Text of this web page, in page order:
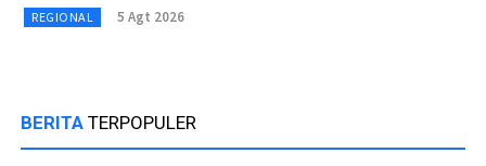
REGIONAL 5 Agt 2026
BERITA TERPOPULER